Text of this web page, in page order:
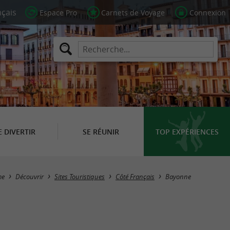
Espace Pro Carnets de Voyage Connexion
DIVERTIR SE RÉUNIR TOP EXPÉRIENCES
Masquer la carte
Découvrir Sites Touristiques Côté Français Bayonne